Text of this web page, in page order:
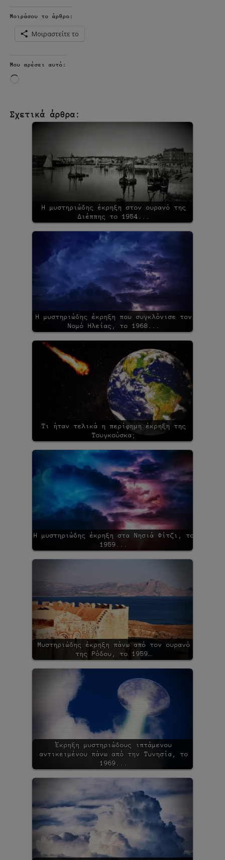
Μοιράσου το άρθρο:
Μοιραστείτε το
Μου αρέσει αυτό:
Σχετικά άρθρα:
Η μυστηριώδης έκρηξη στον ουρανό της
Διέππης το 1954...
Η μυστηριώδης έκρηξη που συγκλόνισε τον
Νομό Ηλείας, το 1968...
Τι ήταν τελικά η περίφημη έκρηξη της
Τουγκούσκα;
Η μυστηριώδης έκρηξη στα Νησιά Φίτζι, το
1959...
Μυστηριώδης έκρηξη πάνω από τον ουρανό
της Ρόδου, το 1959…
Έκρηξη μυστηριώδους ιπτάμενου
αντικειμένου πάνω από την Τυνησία, το
1969...